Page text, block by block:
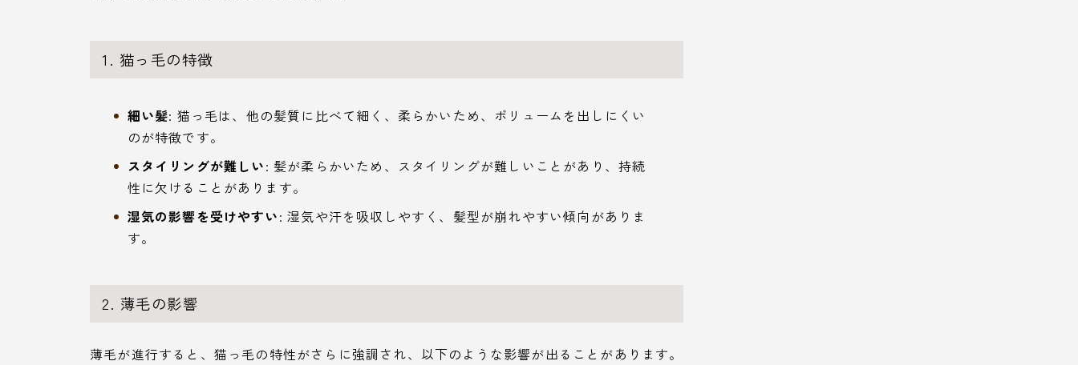
1. 猫っ毛の特徴
細い髪: 猫っ毛は、他の髪質に比べて細く、柔らかいため、ボリュームを出しにくい
のが特徴です。
スタイリングが難しい: 髪が柔らかいため、スタイリングが難しいことがあり、持続
性に欠けることがあります。
湿気の影響を受けやすい: 湿気や汗を吸収しやすく、髪型が崩れやすい傾向がありま
す。
2. 薄毛の影響
薄毛が進行すると、猫っ毛の特性がさらに強調され、以下のような影響が出ることがあります。